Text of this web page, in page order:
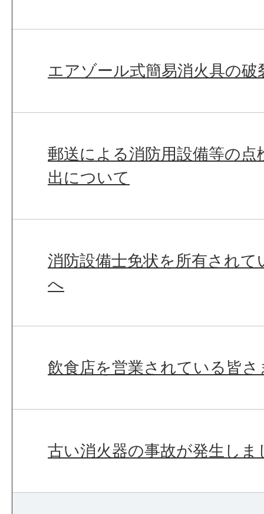
エアゾール式簡易消火具の破
郵送による消防用設備等の点
出について
消防設備士免状を所有され
へ
飲食店を営業されている皆さ
古い消火器の事故が発生しま